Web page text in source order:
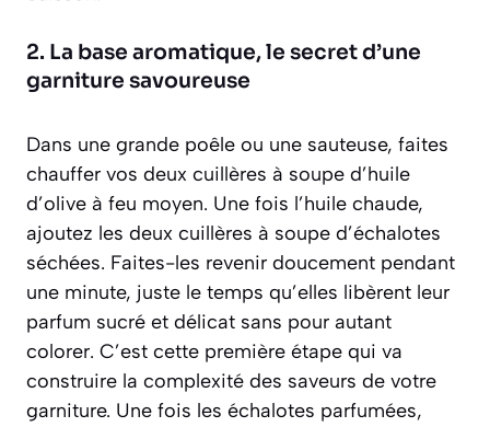
2. La base aromatique, le secret d’une
garniture savoureuse
Dans une grande poêle ou une sauteuse, faites
chauffer vos deux cuillères à soupe d’huile
d’olive à feu moyen. Une fois l’huile chaude,
ajoutez les deux cuillères à soupe d’échalotes
séchées. Faites-les revenir doucement pendant
une minute, juste le temps qu’elles libèrent leur
parfum sucré et délicat sans pour autant
colorer. C’est cette première étape qui va
construire la complexité des saveurs de votre
garniture. Une fois les échalotes parfumées,